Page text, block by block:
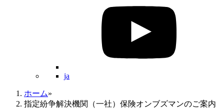
ja
ホーム»
指定紛争解決機関（一社）保険オンブズマンのご案内